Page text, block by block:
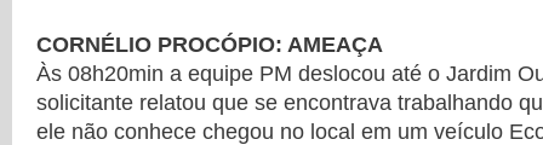
CORNÉLIO PROCÓPIO: AMEAÇA
Às 08h20min a equipe PM deslocou até o Jardim
solicitante relatou que se encontrava trabalhando
ele não conhece chegou no local em um veículo